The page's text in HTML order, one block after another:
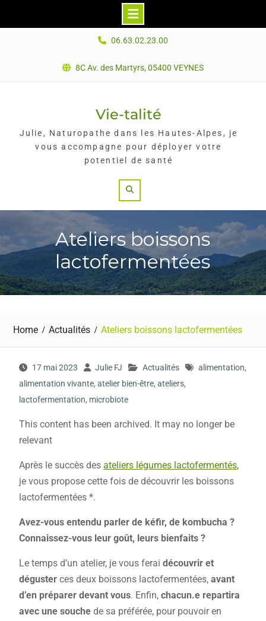
06.63.02.23.00
8C Av. des Martyrs, 05400 VEYNES
Vie-talité
Julie, Naturopathe dans les Hautes-Alpes, je
vous accompagne pour déployer votre
potentiel de santé
Ateliers boissons
lactofermentées
Home Actualités Ateliers boissons lactofermentées
17 mai 2023 Julie FJ Actualités alimentation,
alimentation vivante, atelier bien-être, ateliers,
lactofermentation, microbiote
This content has been archived. It may no longer be
relevant
Après le succès des ateliers légumes lactofermentés,
je vous propose cette fois de découvrir les boissons
lactofermentées *.
Avez-vous entendu parler de kéfir, de kombucha ?
Connaissez-vous leur goût, leurs bienfaits ?
Le temps d’un atelier, je vous ferai découvrir et
dégusterces deux boissons lactofermentées, avant
d’en préparer devant vous. Enfin, chacun.e repartira
avec une souchede sa préférée, pour pouvoir en